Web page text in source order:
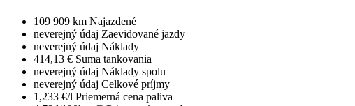
109 909 km Najazdené
neverejný údaj Zaevidované jazdy
neverejný údaj Náklady
414,13 € Suma tankovania
neverejný údaj Náklady spolu
neverejný údaj Celkové príjmy
1,233 €/l Priemerná cena paliva